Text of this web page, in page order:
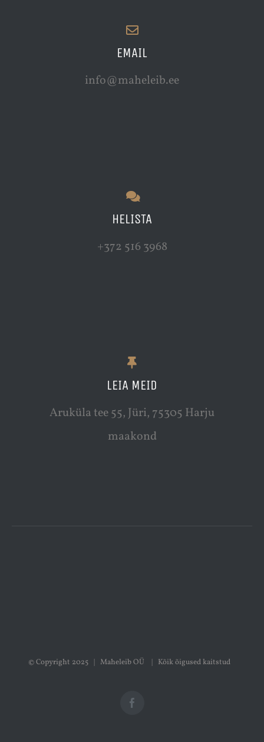
EMAIL
info@maheleib.ee
HELISTA
+372 516 3968
LEIA MEID
Aruküla tee 55, Jüri, 75305 Harju
maakond
© Copyright 2025 | Maheleib OÜ | Kõik õigused kaitstud
Facebook